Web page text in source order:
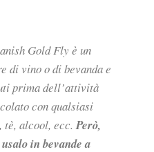
Gold Fly è un
di vino o di bevanda e
prima dell’attività
con qualsiasi
tè, alcool, ecc. Però,
in bevande a